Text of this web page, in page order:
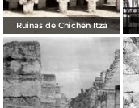
Ruinas de Chichén Itzá